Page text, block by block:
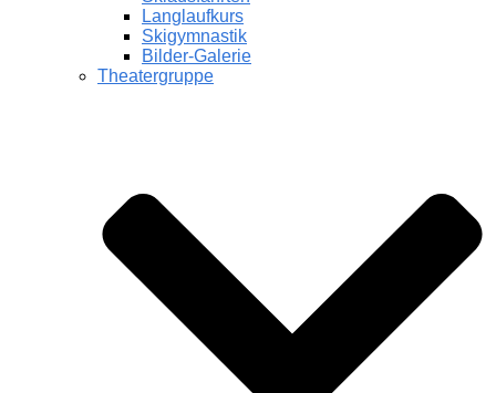
Langlaufkurs
Skigymnastik
Bilder-Galerie
Theatergruppe